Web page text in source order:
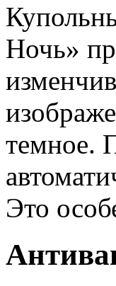
Ночь»
темное.
Это